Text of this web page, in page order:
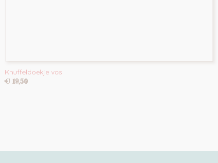
Knuffeldoekje vos
€ 19,50